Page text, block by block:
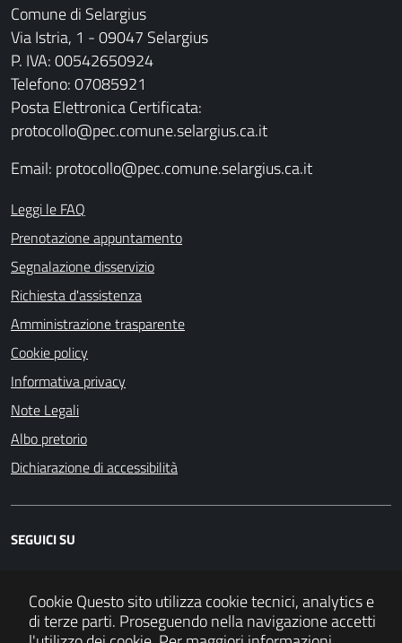
CookieQuesto sito utilizza cookie tecnici, analytics e
di terze parti. Proseguendo nella navigazione accetti
Comune di Selargius
Via Istria, 1 - 09047 Selargius
P. IVA: 00542650924
Telefono: 07085921
Posta Elettronica Certificata:
protocollo@pec.comune.selargius.ca.it
Email: protocollo@pec.comune.selargius.ca.it
Leggi le FAQ
Prenotazione appuntamento
Segnalazione disservizio
Richiesta d'assistenza
Amministrazione trasparente
Cookie policy
Informativa privacy
Note Legali
Albo pretorio
Dichiarazione di accessibilità
SEGUICI SU